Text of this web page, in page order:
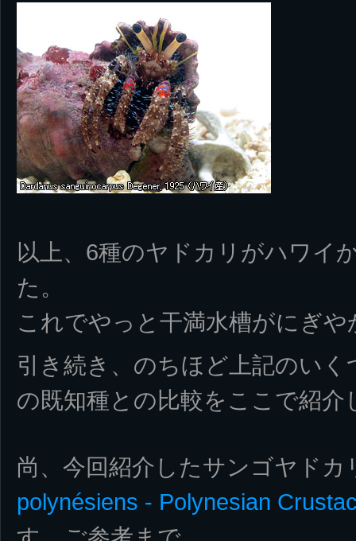
以上、6種のヤドカリがハワイ
た。
これでやっと干満水槽がにぎ
引き続き、のちほど上記のい
の既知種との比較をここで紹
尚、今回紹介したサンゴヤドカ
polynésiens - Polynesian